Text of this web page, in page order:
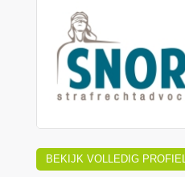
BEKIJK VOLLEDIG PROFIEL